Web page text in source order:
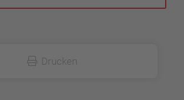
Drucken